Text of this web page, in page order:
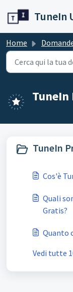
TuneIn
Home Domande
TuneIn
Cos'è
Quali
Gratis?
Quanto
Vedi tutte